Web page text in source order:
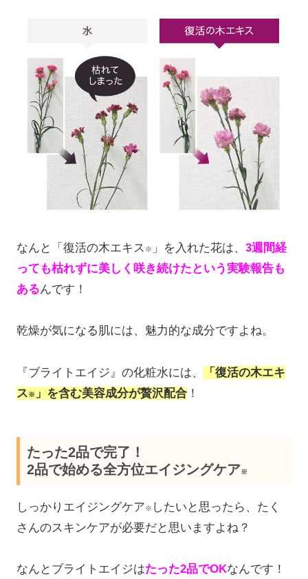
なんと「復活の木エキス ※ 」を入れた花は、 3週間経
っても枯れずに美しく咲き続けたという実験報告も
あるんです！
乾燥が気になる肌には、魅力的な成分ですよね。
『ブライトエイジ』の化粧水には、
「復活の木エキ
ス※ 」を含む美容成分が贅沢配合 ！
たった2品で完了！
2品で始める全方位エイジングケア※
しっかりエイジングケア※ したいと思ったら、たく
さんのスキンケアが必要だと思いますよね？
なんとブライトエイジはたった2品でOKなんです！